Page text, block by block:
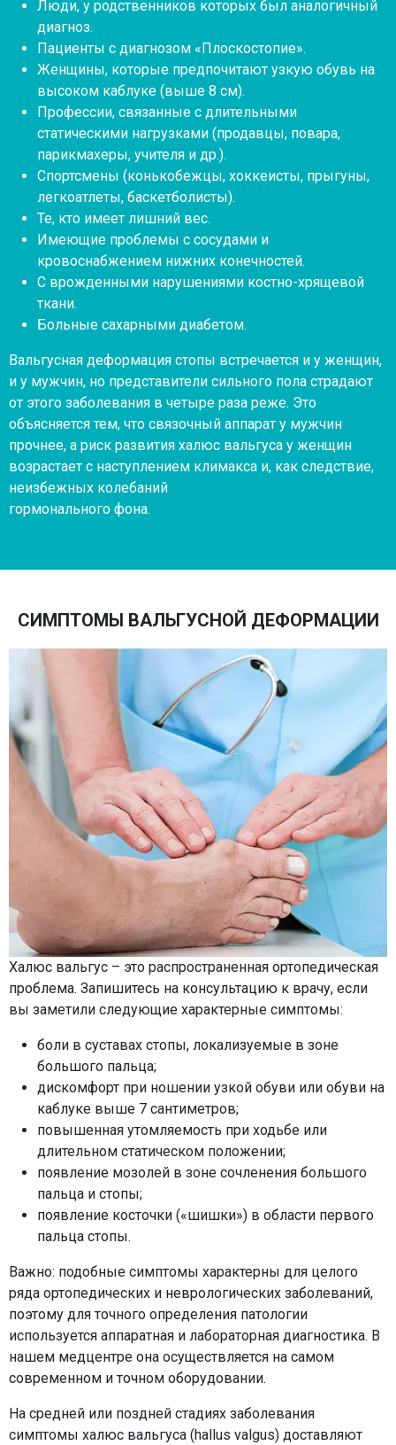
Люди, у родственников которых был аналогичный
диагноз.​
Пациенты с диагнозом «Плоскостопие».​
Женщины, которые предпочитают узкую обувь на
высоком каблуке (выше 8 см).​
Профессии, связанные с длительными
статическими нагрузками (продавцы, повара,
парикмахеры, учителя и др.).​
Спортсмены (конькобежцы, хоккеисты, прыгуны,
легкоатлеты, баскетболисты).​
Те, кто имеет лишний вес.​
Имеющие проблемы с сосудами и
кровоснабжением нижних конечностей.​
С врожденными нарушениями костно-хрящевой
ткани.​
Больные сахарными диабетом.​
Вальгусная деформация стопы встречается и у женщин,
и у мужчин, но представители сильного пола страдают
от этого заболевания в четыре раза реже. Это
объясняется тем, что связочный аппарат у мужчин
прочнее, а риск развития халюс вальгуса у женщин
возрастает с наступлением климакса и, как следствие,
неизбежных колебаний
гормонального фона.
СИМПТОМЫ ВАЛЬГУСНОЙ ДЕФОРМАЦИИ
Халюс вальгус – это распространенная ортопедическая
проблема. Запишитесь на консультацию к врачу, если
вы заметили следующие характерные симптомы:
боли в суставах стопы, локализуемые в зоне
большого пальца;
дискомфорт при ношении узкой обуви или обуви на
каблуке выше 7 сантиметров;
повышенная утомляемость при ходьбе или
длительном статическом положении;
появление мозолей в зоне сочленения большого
пальца и стопы;
появление косточки («шишки») в области первого
пальца стопы.
Важно: подобные симптомы характерны для целого
ряда ортопедических и неврологических заболеваний,
поэтому для точного определения патологии
используется аппаратная и лабораторная диагностика. В
нашем медцентре она осуществляется на самом
современном и точном оборудовании.
На средней или поздней стадиях заболевания
симптомы халюс вальгуса (hallus valgus) доставляют